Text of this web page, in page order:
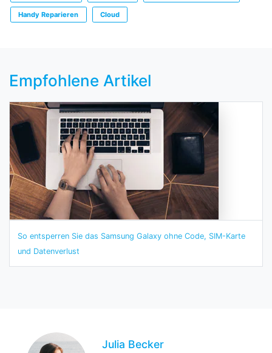
Handy Reparieren Cloud
Empfohlene Artikel
So entsperren Sie das Samsung Galaxy ohne Code, SIM-Karte
und Datenverlust
Julia Becker